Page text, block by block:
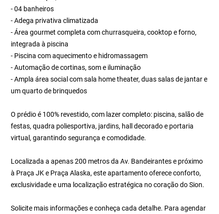
- 04 banheiros
- Adega privativa climatizada
- Área gourmet completa com churrasqueira, cooktop e forno,
integrada à piscina
- Piscina com aquecimento e hidromassagem
- Automação de cortinas, som e iluminação
- Ampla área social com sala home theater, duas salas de jantar e
um quarto de brinquedos
O prédio é 100% revestido, com lazer completo: piscina, salão de
festas, quadra poliesportiva, jardins, hall decorado e portaria
virtual, garantindo segurança e comodidade.
Localizada a apenas 200 metros da Av. Bandeirantes e próximo
à Praça JK e Praça Alaska, este apartamento oferece conforto,
exclusividade e uma localização estratégica no coração do Sion.
Solicite mais informações e conheça cada detalhe. Para agendar